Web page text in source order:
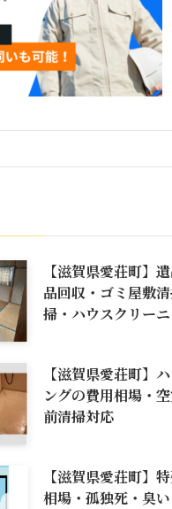
【滋賀県愛荘町】
品回収・ゴミ屋敷
掃・ハウスクリー
【滋賀県愛荘町】
ングの費用相場・
前清掃対応
【滋賀県愛荘町】
相場・孤独死・臭